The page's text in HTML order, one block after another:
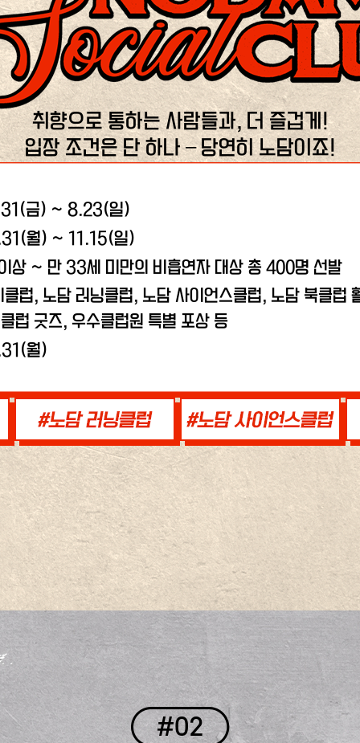
취향으로 통하는 사람들과, 더 즐겁게!
입장 조건은 단 하나 – 당연히 노담이죠!
금) ~ 8.23(일)
월) ~ 11.15(일)
상 ~ 만 33세 미만의 비흡연자 대상 총 400명 선발
클럽, 노담 러닝클럽, 노담 사이언스클럽, 노담 북클럽
럽 굿즈, 우수클럽원 특별 포상 등
월)
#02